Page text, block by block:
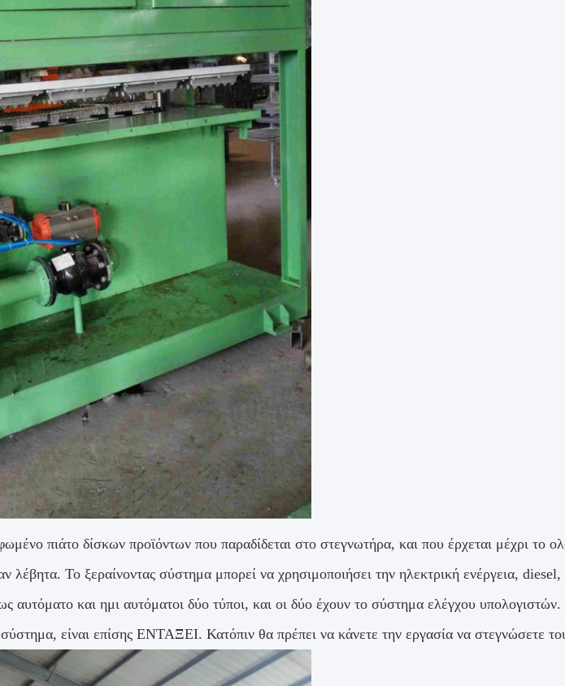
πιάτο δίσκων προϊόντων που παραδίδεται στο στεγνωτήρα, και που έρχεται μέχρι το
λέβητα. Το ξεραίνοντας σύστημα μπορεί να χρησιμοποιήσει την ηλεκτρική ενέργεια,
και ημι αυτόματοι δύο τύποι, και οι δύο έχουν το σύστημα ελέγχου υπολογιστών.